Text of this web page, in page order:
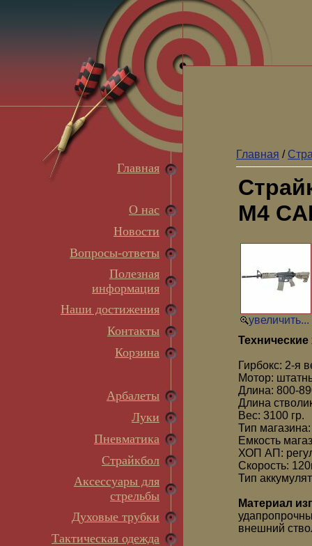
Главная
О нас
Новости
Вопросы-ответы
Полезная
информация
Наши достижения
Контакты
Корзина
Арбалеты
Луки
Пневматика
Страйкбол
Аксессуары для
стрельбы
Духовые трубки
Тактическая одежда
Главная /
M4
увеличить...
Технические
Гирбокс: 2-я
Мотор:
Длина: 800-
Длина
Вес: 3100 гр.
Тип
Емкость
ХОП АП:
Скорость:
Тип
Материал
внешний